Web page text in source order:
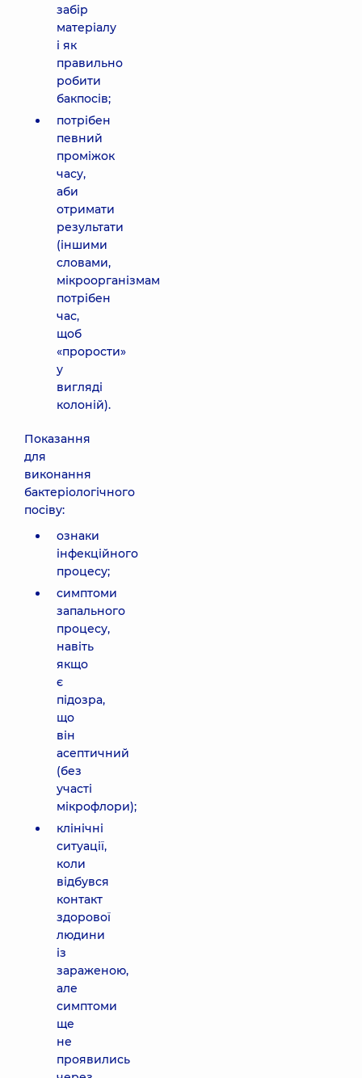
забір
матеріалу
і як
правильно
робити
бакпосів;
потрібен
певний
проміжок
часу,
аби
отримати
результати
(іншими
словами,
мікроорганізмам
потрібен
час,
щоб
«прорости»
у
вигляді
колоній).
Показання
для
виконання
бактеріологічного
посіву:
ознаки
інфекційного
процесу;
симптоми
запального
процесу,
навіть
якщо
є
підозра,
що
він
асептичний
(без
участі
мікрофлори);
клінічні
ситуації,
коли
відбувся
контакт
здорової
людини
із
зараженою,
але
симптоми
ще
не
проявились